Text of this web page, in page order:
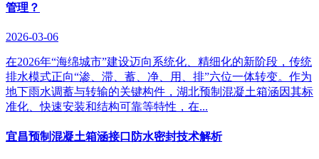
管理？
2026-03-06
在2026年“海绵城市”建设迈向系统化、精细化的新阶段，传统
排水模式正向“渗、滞、蓄、净、用、排”六位一体转变。作为
地下雨水调蓄与转输的关键构件，湖北预制混凝土箱涵因其标
准化、快速安装和结构可靠等特性，在...
宜昌预制混凝土箱涵接口防水密封技术解析